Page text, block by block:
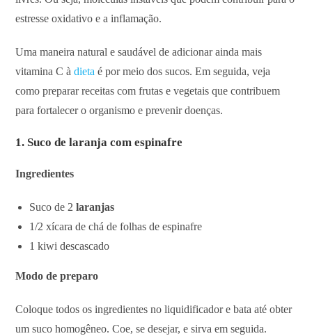
estresse oxidativo e a inflamação.
Uma maneira natural e saudável de adicionar ainda mais
vitamina C àdieta é por meio dos sucos. Em seguida, veja
como preparar receitas com frutas e vegetais que contribuem
para fortalecer o organismo e prevenir doenças.
1. Suco de laranja com espinafre
Ingredientes
Suco de 2laranjas
1/2 xícara de chá de folhas de espinafre
1 kiwi descascado
Modo de preparo
Coloque todos os ingredientes no liquidificador e bata até obter
um suco homogêneo. Coe, se desejar, e sirva em seguida.